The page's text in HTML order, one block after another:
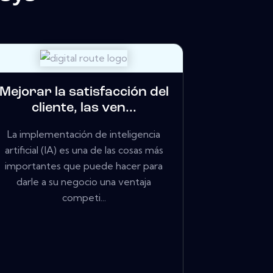
la satisfacción del
cliente, las ven...
La implementación de inteligencia
artificial (IA) es una de las cosas más
importantes que puede hacer para
darle a su negocio una ventaja
competi...